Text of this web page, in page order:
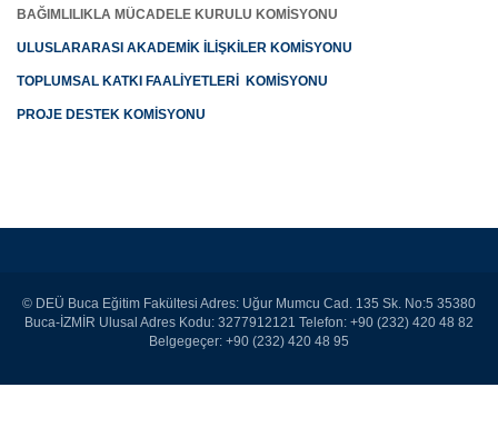
BAĞIMLILIKLA MÜCADELE KURULU KOMİSYONU
ULUSLARARASI AKADEMİK İLİŞKİLER KOMİSYONU
TOPLUMSAL KATKI FAALİYETLERİ KOMİSYONU
PROJE DESTEK KOMİSYONU
© DEÜ Buca Eğitim Fakültesi Adres: Uğur Mumcu Cad. 135 Sk. No:5 35380
Buca-İZMİR Ulusal Adres Kodu: 3277912121 Telefon: +90 (232) 420 48 82
Belgegeçer: +90 (232) 420 48 95